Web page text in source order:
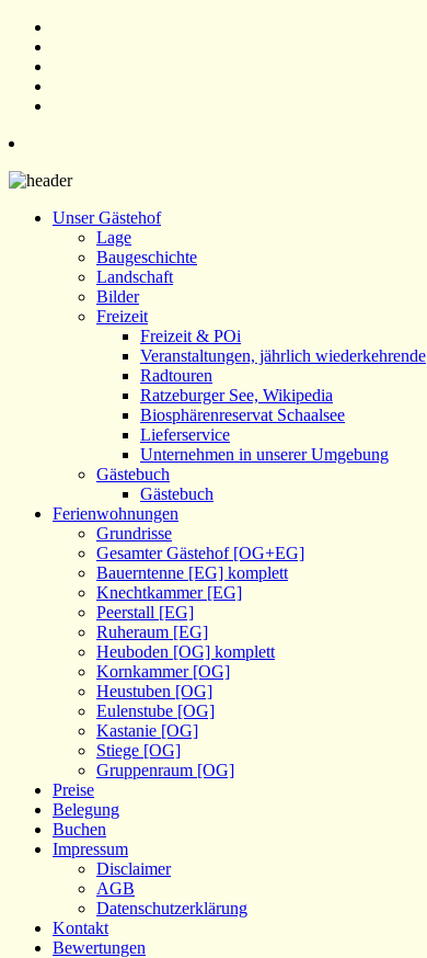
Unser Gästehof
Lage
Baugeschichte
Landschaft
Bilder
Freizeit
Freizeit & POi
Veranstaltungen, jährlich wiederkehrende
Radtouren
Ratzeburger See, Wikipedia
Biosphärenreservat Schaalsee
Lieferservice
Unternehmen in unserer Umgebung
Gästebuch
Gästebuch
Ferienwohnungen
Grundrisse
Gesamter Gästehof [OG+EG]
Bauerntenne [EG] komplett
Knechtkammer [EG]
Peerstall [EG]
Ruheraum [EG]
Heuboden [OG] komplett
Kornkammer [OG]
Heustuben [OG]
Eulenstube [OG]
Kastanie [OG]
Stiege [OG]
Gruppenraum [OG]
Preise
Belegung
Buchen
Impressum
Disclaimer
AGB
Datenschutzerklärung
Kontakt
Bewertungen